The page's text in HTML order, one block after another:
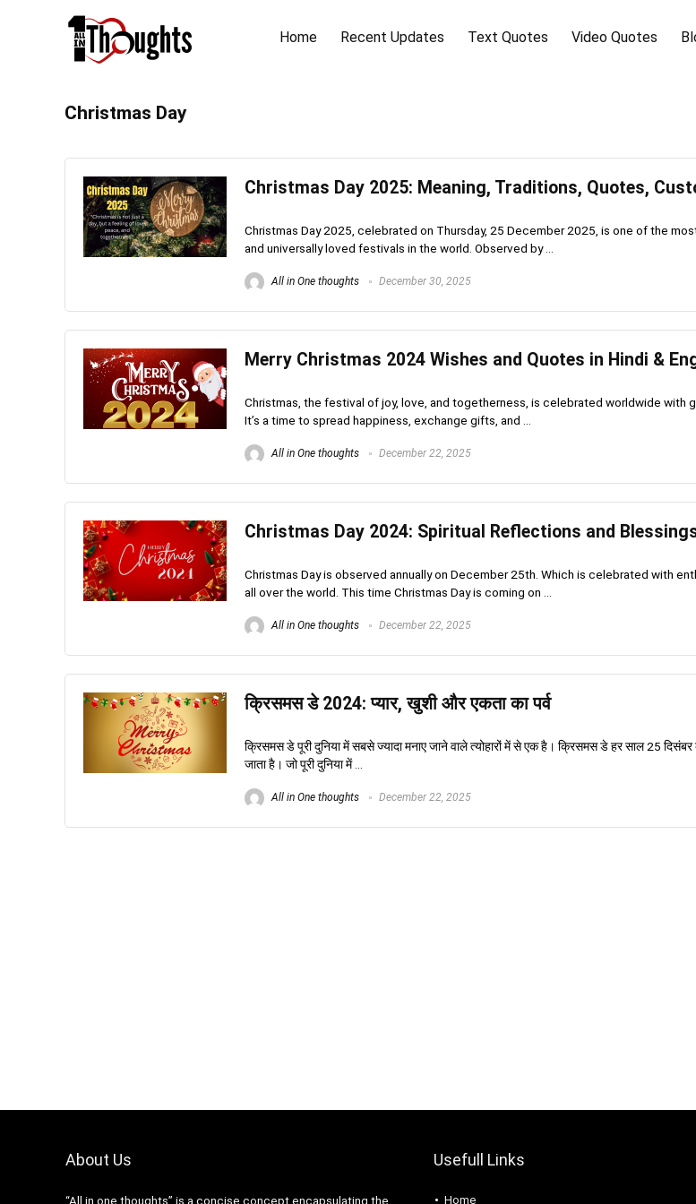
Home Recent Updates Text Quotes Video Quotes
Christmas Day
Christmas Day 2025: Meaning, Traditions, Quotes,
Christmas Day 2025, celebrated on Thursday, 25 December 2025, is one of the
and universally loved festivals in the world. Observed by ...
All in One thoughts December 30, 2025
Merry Christmas 2024 Wishes and Quotes in Hindi &
Christmas, the festival of joy, love, and togetherness, is celebrated worldwide with
It’s a time to spread happiness, exchange gifts, and ...
All in One thoughts December 22, 2025
Christmas Day 2024: Spiritual Reflections and
Christmas Day is observed annually on December 25th. Which is celebrated with
all over the world. This time Christmas Day is coming on ...
All in One thoughts December 22, 2025
क्रिसमस डे 2024: प्यार, खुशी और एकता का पर्व
क्रिसमस डे पूरी दुनिया में सबसे ज्यादा मनाए जाने वाले त्योहारों में से एक है। क्रिसमस डे हर साल 25
जाता है। जो पूरी दुनिया में ...
All in One thoughts December 22, 2025
About Us
“All in one thoughts” is a concise concept encapsulating the
Usefull Links
Home